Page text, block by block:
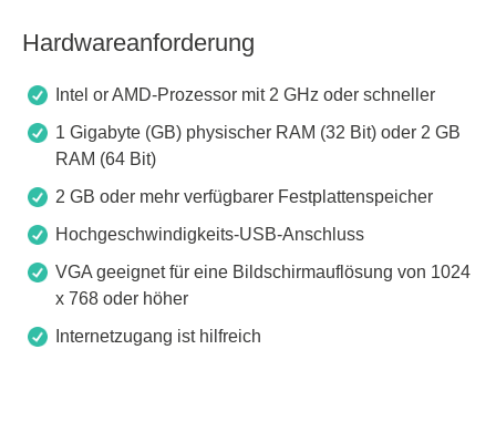
Hardwareanforderung
Intel or AMD-Prozessor mit 2 GHz oder schneller
1 Gigabyte (GB) physischer RAM (32 Bit) oder 2 GB
RAM (64 Bit)
2 GB oder mehr verfügbarer Festplattenspeicher
Hochgeschwindigkeits-USB-Anschluss
VGA geeignet für eine Bildschirmauflösung von 1024
x 768 oder höher
Internetzugang ist hilfreich